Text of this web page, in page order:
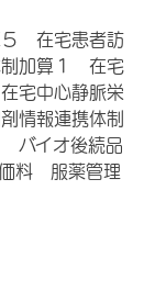
５ 在宅患者訪
制加算１ 在宅
宅中心静脈栄
情報連携体制
バイオ後続品
料 服薬管理